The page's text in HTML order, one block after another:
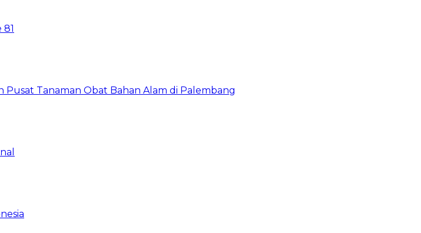
Pusat Tanaman Obat Bahan Alam di Palembang